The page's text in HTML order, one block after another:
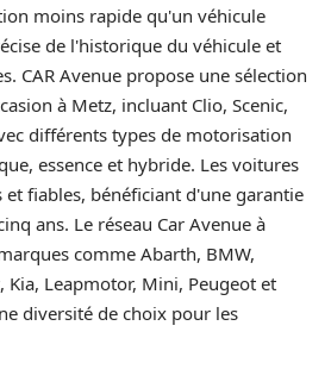
moins rapide qu'un véhicule
de l'historique du véhicule et
CAR Avenue propose une sélection
à Metz, incluant Clio, Scenic,
différents types de motorisation
essence et hybride. Les voitures
et fiables, bénéficiant d'une garantie
ans. Le réseau Car Avenue à
comme Abarth, BMW,
Kia, Leapmotor, Mini, Peugeot et
diversité de choix pour les